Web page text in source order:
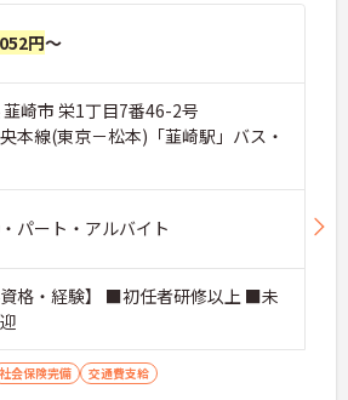
円～
韮崎市 栄1丁目7番46-2号
本線(東京－松本)「韮崎駅」バス・
パート・アルバイト
資格・経験】 ■初任者研修以上 ■未
社会保険完備 交通費支給